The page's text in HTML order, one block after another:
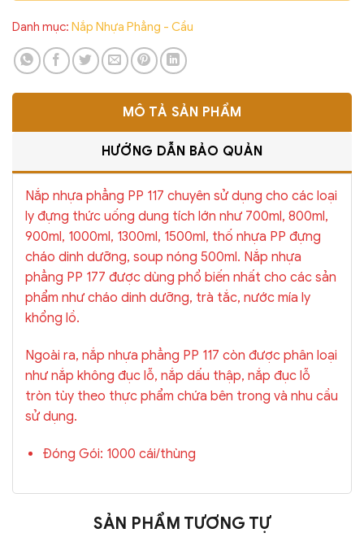
Danh mục: Nắp Nhựa Phẳng - Cầu
MÔ TẢ SẢN PHẨM
HƯỚNG DẪN BẢO QUẢN
Nắp nhựa phẳng PP 117 chuyên sử dụng cho các loại
ly đựng thức uống dung tích lớn như 700ml, 800ml,
900ml, 1000ml, 1300ml, 1500ml, thố nhựa PP đựng
cháo dinh dưỡng, soup nóng 500ml. Nắp nhựa
phẳng PP 177 được dùng phổ biến nhất cho các sản
phẩm như cháo dinh dưỡng, trà tắc, nước mía ly
khổng lồ.
Ngoài ra, nắp nhựa phẳng PP 117 còn được phân loại
như nắp không đục lỗ, nắp dấu thập, nắp đục lỗ
tròn tùy theo thực phẩm chứa bên trong và nhu cầu
sử dụng.
Đóng Gói: 1000 cái/thùng
SẢN PHẨM TƯƠNG TỰ